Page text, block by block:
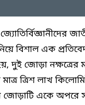
জ্যোতির্বিজ্ঞানীদের
বিশাল এক
দুই জোড়া নক্ষত্রের
ত্রিশ লাখ
একে অপরে